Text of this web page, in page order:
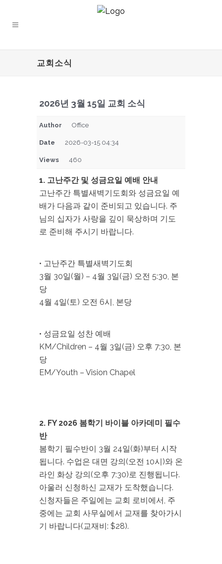
교회소식
2026년 3월 15일 교회 소식
Author Office
Date 2026-03-15 04:34
Views 460
1. 고난주간 및 성금요일 예배 안내
고난주간 특별새벽기도회와 성금요일 예
배가 다음과 같이 준비되고 있습니다. 주
님의 십자가 사랑을 깊이 묵상하며 기도
로 준비해 주시기 바랍니다.
• 고난주간 특별새벽기도회
3월 30일(월) – 4월 3일(금) 오전 5:30, 본
당
4월 4일(토) 오전 6시, 본당
• 성금요일 성찬 예배
KM/Children – 4월 3일(금) 오후 7:30, 본
당
EM/Youth – Vision Chapel
2. FY 2026 봄학기 바이블 아카데미 필수
반
봄학기 필수반이 3월 24일(화)부터 시작
됩니다. 수업은 대면 강의(오전 10시)와 온
라인 화상 강의(오후 7:30)로 진행됩니다.
아울러 신청하신 교재가 도착했습니다.
신청자들은 주일에는 교회 로비에서, 주
중에는 교회 사무실에서 교재를 찾아가시
기 바랍니다(교재비: $28).